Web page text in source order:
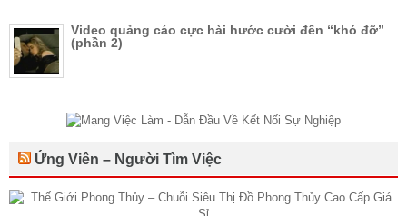
Video quảng cáo cực hài hước cười đến “khó đỡ”
(phần 2)
Ứng Viên – Người Tìm Việc